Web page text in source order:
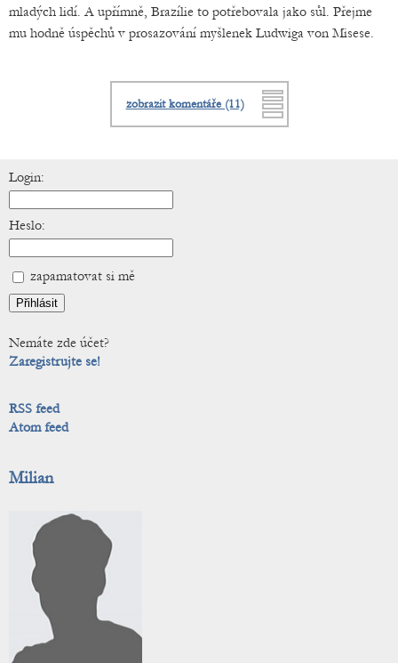
mladých lidí. A upřímně, Brazílie to potřebovala jako sůl. Přejme
mu hodně úspěchů v prosazování myšlenek Ludwiga von Misese.
zobrazit komentáře (11)
Login:
Heslo:
zapamatovat si mě
Nemáte zde účet?
Zaregistrujte se!
RSS feed
Atom feed
Milian